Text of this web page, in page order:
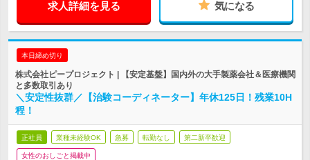
求人詳細を見る 気になる
本日締め切り
株式会社ピープロジェクト | 【安定基盤】国内外の大手製薬会社＆医療機関
と多数取引あり
＼安定性抜群／【治験コーディネーター】年休125日！残業10H
程！
正社員 業種未経験OK 急募 転勤なし 第二新卒歓迎
女性のおしごと掲載中